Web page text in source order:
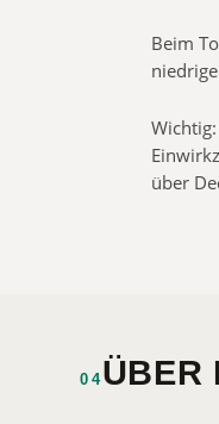
Beim
über
04ÜBER